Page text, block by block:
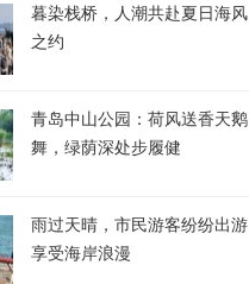
暮染栈桥，人潮共赴夏日海风
之约
青岛中山公园：荷风送香天鹅
舞，绿荫深处步履健
雨过天晴，市民游客纷纷出游
享受海岸浪漫